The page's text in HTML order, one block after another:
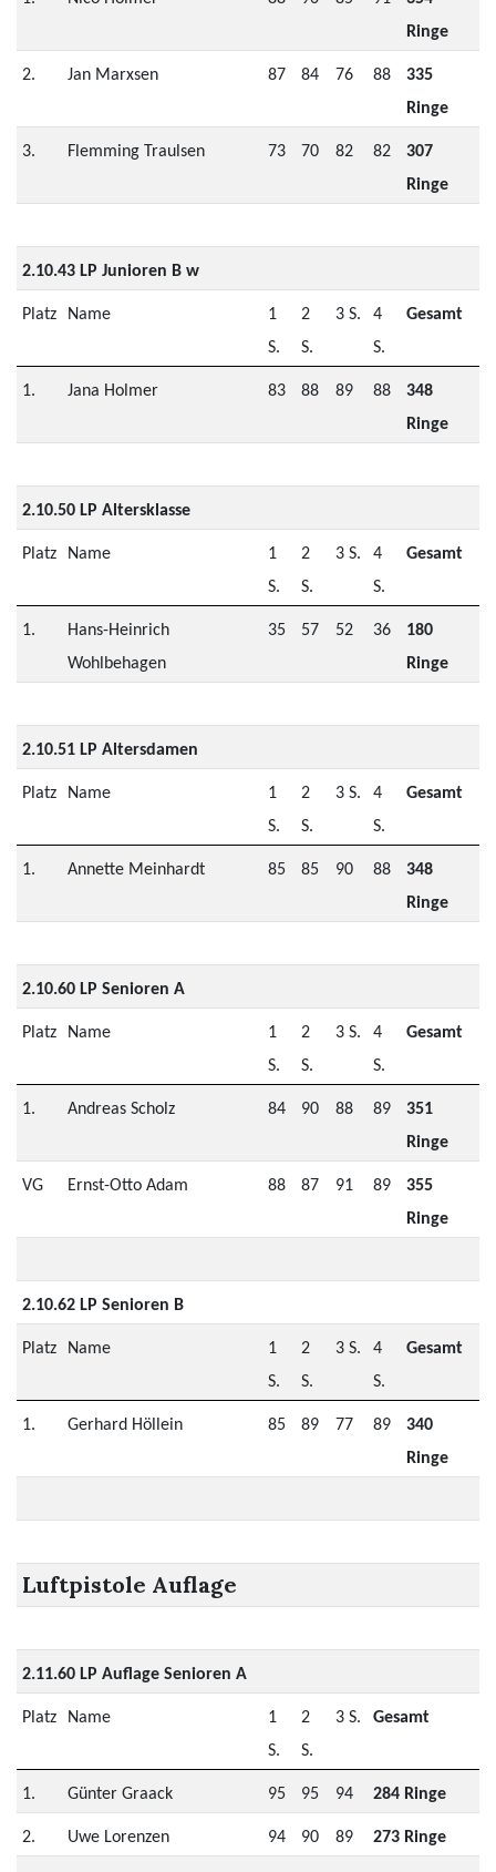
Ringe
2. Jan Marxsen 87 84 76 88
335
Ringe
3. Flemming Traulsen 73 70 82 82
307
Ringe
2.10.43 LP Junioren B w
Platz Name
1
S.
2
S.
3 S.
4
S.
Gesamt
1. Jana Holmer 83 88 89 88
348
Ringe
2.10.50 LP Altersklasse
Platz Name
1
S.
2
S.
3 S.
4
S.
Gesamt
1.
Hans-Heinrich
Wohlbehagen
35 57 52 36
180
Ringe
2.10.51 LP Altersdamen
Platz Name
1
S.
2
S.
3 S.
4
S.
Gesamt
1. Annette Meinhardt 85 85 90 88
348
Ringe
2.10.60 LP Senioren A
Platz Name
1
S.
2
S.
3 S.
4
S.
Gesamt
1. Andreas Scholz 84 90 88 89
351
Ringe
VG Ernst-Otto Adam 88 87 91 89
355
Ringe
2.10.62 LP Senioren B
Platz Name
1
S.
2
S.
3 S.
4
S.
Gesamt
1. Gerhard Höllein 85 89 77 89
340
Ringe
Luftpistole Auflage
2.11.60 LP Auflage Senioren A
Platz Name
1
S.
2
S.
3 S. Gesamt
1. Günter Graack 95 95 94 284 Ringe
2. Uwe Lorenzen 94 90 89 273 Ringe